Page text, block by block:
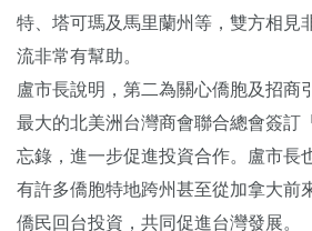
特、塔可瑪及馬里蘭州等，雙方相見
流非常有幫助。
盧市長說明，第二為關心僑胞及招商
最大的北美洲台灣商會聯合總會簽訂
忘錄，進一步促進投資合作。盧市長
有許多僑胞特地跨州甚至從加拿大前
僑民回台投資，共同促進台灣發展。